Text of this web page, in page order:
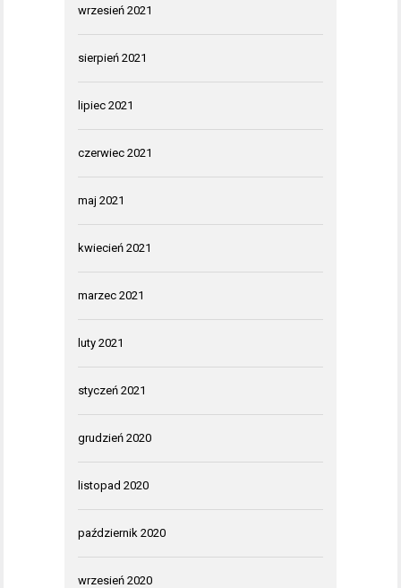
wrzesień 2021
sierpień 2021
lipiec 2021
czerwiec 2021
maj 2021
kwiecień 2021
marzec 2021
luty 2021
styczeń 2021
grudzień 2020
listopad 2020
październik 2020
wrzesień 2020